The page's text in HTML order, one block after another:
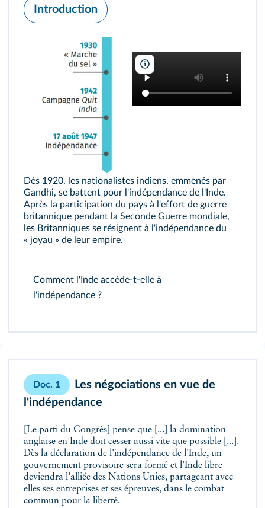
Introduction
Dès 1920, les nationalistes indiens, emmenés par
Gandhi, se battent pour l'indépendance de l'Inde.
Après la participation du pays à l'effort de guerre
britannique pendant la Seconde Guerre mondiale,
les Britanniques se résignent à l'indépendance du
« joyau » de leur empire.
Comment l'Inde accède-t-elle à
l'indépendance ?
Doc. 1
Les négociations en vue de
l'indépendance
[Le parti du Congrès] pense que [...] la domination
anglaise en Inde doit cesser aussi vite que possible [...].
Dès la déclaration de l'indépendance de l'Inde, un
gouvernement provisoire sera formé et l'Inde libre
deviendra l'alliée des Nations Unies, partageant avec
elles ses entreprises et ses épreuves, dans le combat
commun pour la liberté.